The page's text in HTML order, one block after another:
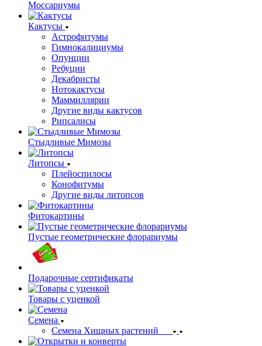
Моссариумы
Кактусы
Астрофитумы
Гимнокалициумы
Опунции
Ребуции
Декабристы
Нотокактусы
Маммиллярии
Другие виды кактусов
Рипсалисы
Стыдливые Мимозы
Литопсы
Плейоспилосы
Конофитумы
Другие виды литопсов
Фитокартины
Пустые геометрические флорариумы
Подарочные сертификаты
Товары с уценкой
Семена
Семена Хищных растений